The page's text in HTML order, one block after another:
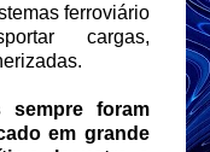
ferroviário
cargas,
sempre foram
em grande